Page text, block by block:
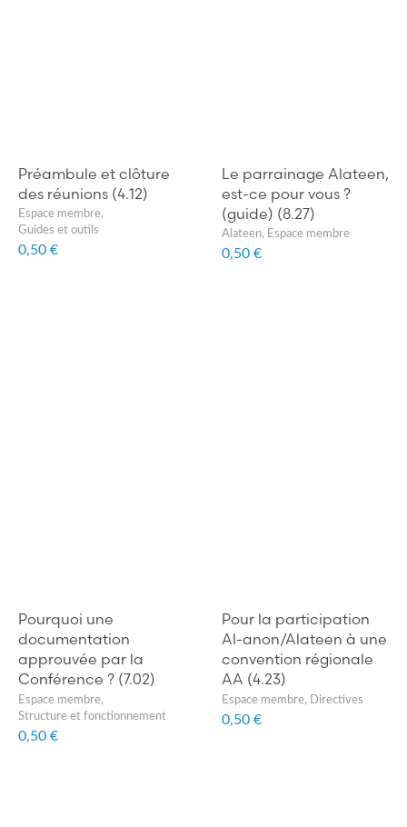
Préambule et clôture
des réunions (4.12)
Espace membre,
Guides et outils
0,50 €
Le parrainage Alateen,
est-ce pour vous ?
(guide) (8.27)
Alateen, Espace membre
0,50 €
Pourquoi une
documentation
approuvée par la
Conférence ? (7.02)
Espace membre,
Structure et fonctionnement
0,50 €
Pour la participation
Al-anon/Alateen à une
convention régionale
AA (4.23)
Espace membre, Directives
0,50 €